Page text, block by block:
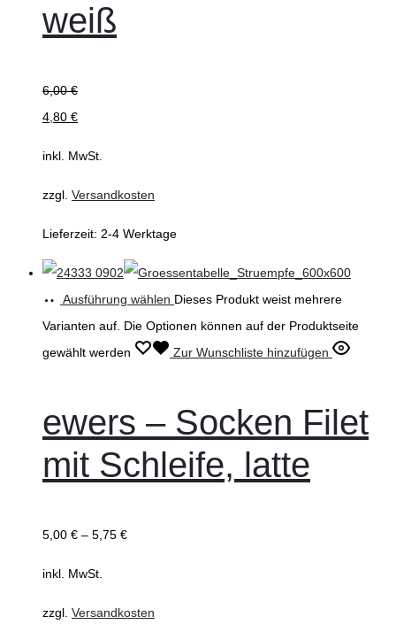
weiß
6,00€
4,80 €
inkl. MwSt.
zzgl. Versandkosten
Lieferzeit: 2-4 Werktage
Ausführung wählen Dieses Produkt weist mehrere
Varianten auf. Die Optionen können auf der Produktseite
gewählt werden
Zur Wunschliste hinzufügen
ewers – Socken Filet
mit Schleife, latte
5,00 € – 5,75 €
inkl. MwSt.
zzgl. Versandkosten